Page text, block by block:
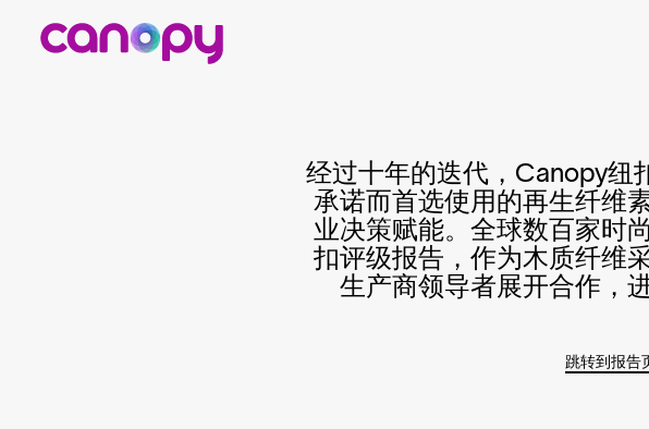
CANOPY森林热点
经过十年的迭代，Canopy纽
承诺而首选使用的再生纤维
业决策赋能。全球数百家时
扣评级报告，作为木质纤维
生产商领导者展开合作，
跳转到报告